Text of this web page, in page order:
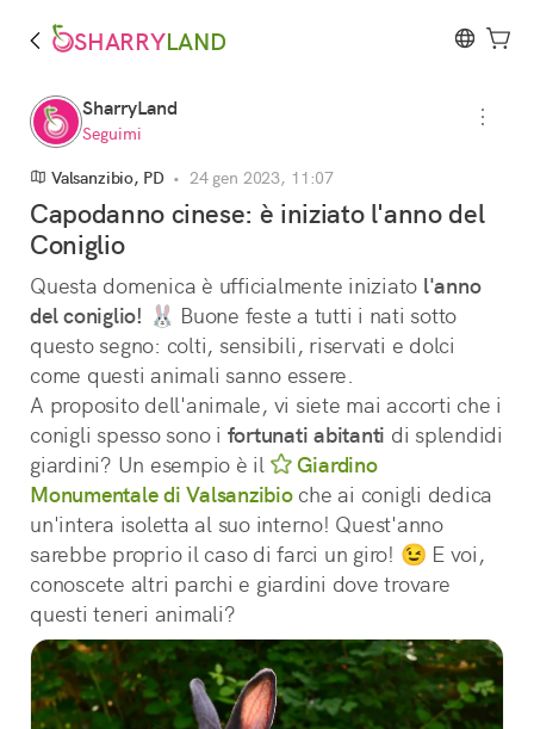
SHARRYLAND
SharryLand
Seguimi
Valsanzibio, PD• 24 gen 2023, 11:07
Capodanno cinese: è iniziato l'anno del
Coniglio
Questa domenica è ufficialmente iniziato l'anno
del coniglio! 🐰 Buone feste a tutti i nati sotto
questo segno: colti, sensibili, riservati e dolci
come questi animali sanno essere.
A proposito dell'animale, vi siete mai accorti che i
conigli spesso sono i fortunati abitanti di splendidi
giardini? Un esempio è il
Giardino
Monumentale di Valsanzibio che ai conigli dedica
un'intera isoletta al suo interno! Quest'anno
sarebbe proprio il caso di farci un giro! 😉 E voi,
conoscete altri parchi e giardini dove trovare
questi teneri animali?